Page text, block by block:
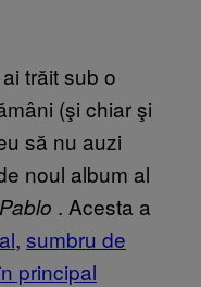
trăit sub o
(şi chiar şi
să nu auzi
noul album al
. Acesta a
, sumbru de
principal